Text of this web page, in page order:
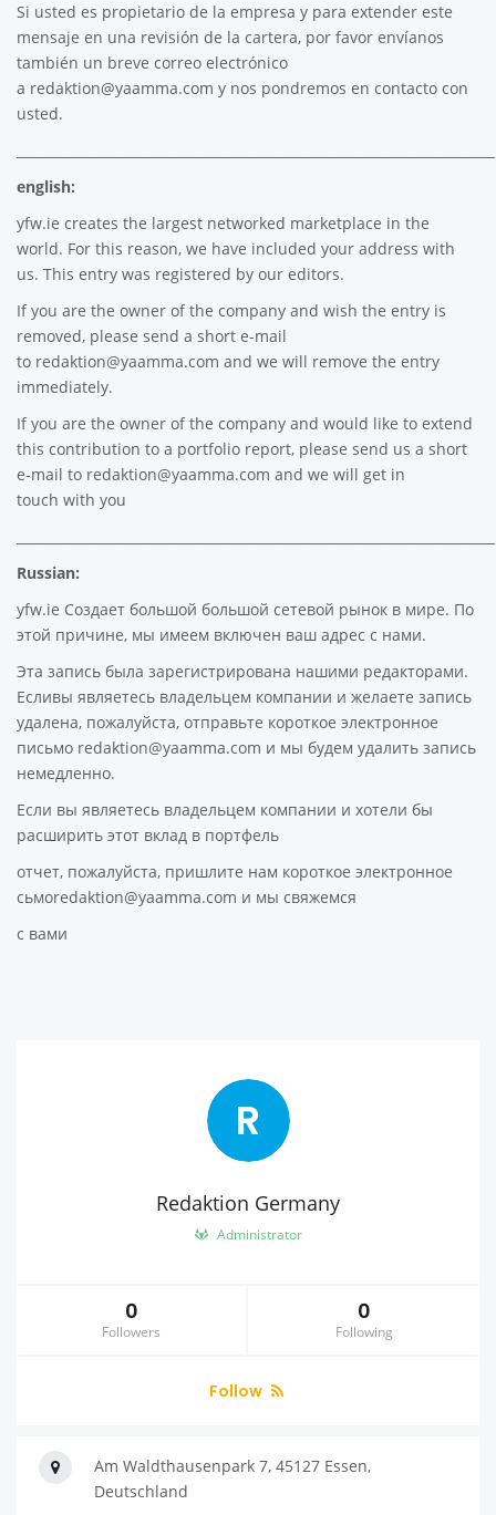
Si usted es propietario de la empresa y para extender este
mensaje en una revisión de la cartera, por favor envíanos
también un breve correo electrónico
a redaktion@yaamma.com y nos pondremos en contacto con
usted.
english:
yfw.ie creates the largest networked marketplace in the
world. For this reason, we have included your address with
us. This entry was registered by our editors.
If you are the owner of the company and wish the entry is
removed, please send a short e-mail
to redaktion@yaamma.com and we will remove the entry
immediately.
If you are the owner of the company and would like to extend
this contribution to a portfolio report, please send us a short
e-mail to redaktion@yaamma.com and we will get in
touch with you
Russian:
yfw.ie Создает большой большой сетевой рынок в мире. По
этой причине, мы имеем включен ваш адрес с нами.
Эта запись была зарегистрирована нашими редакторами.
Есливы являетесь владельцем компании и желаете запись
удалена, пожалуйста, отправьте короткое электронное
письмо redaktion@yaamma.com и мы будем удалить запись
немедленно.
Если вы являетесь владельцем компании и хотели бы
расширить этот вклад в портфель
отчет, пожалуйста, пришлите нам короткое электронное
сьмоredaktion@yaamma.com и мы свяжемся
с вами
R
Redaktion Germany
Administrator
0
Followers
0
Following
Follow
Am Waldthausenpark 7, 45127 Essen,
Deutschland